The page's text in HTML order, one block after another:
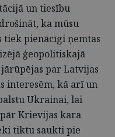
un tiesību
ka mūsu
tiek pienācīgi ņemtas
ģeopolitiskajā
par Latvijas
interesēm, kā arī un
Ukrainai, lai
Krievijas kara
tiktu saukti pie